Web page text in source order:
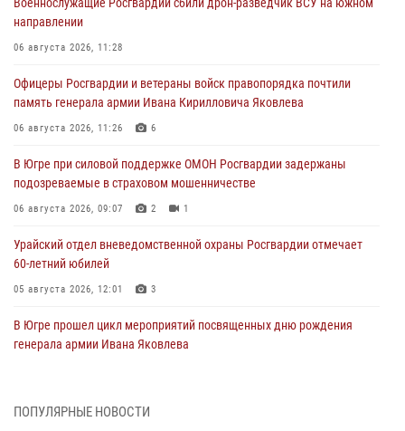
направлении
06 августа 2026, 11:28
Офицеры Росгвардии и ветераны войск правопорядка почтили
память генерала армии Ивана Кирилловича Яковлева
06 августа 2026, 11:26 6
В Югре при силовой поддержке ОМОН Росгвардии задержаны
подозреваемые в страховом мошенничестве
06 августа 2026, 09:07 2 1
Урайский отдел вневедомственной охраны Росгвардии отмечает
60-летний юбилей
05 августа 2026, 12:01 3
В Югре прошел цикл мероприятий посвященных дню рождения
генерала армии Ивана Яковлева
В Югре ОМОН Росгвардии оказал содействие ГИБДД в выявлении
ПОПУЛЯРНЫЕ НОВОСТИ